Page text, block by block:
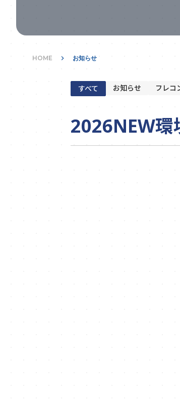
HOME keyboard_arrow_right お知らせ
すべて お知らせ フレコ
2026NEW環